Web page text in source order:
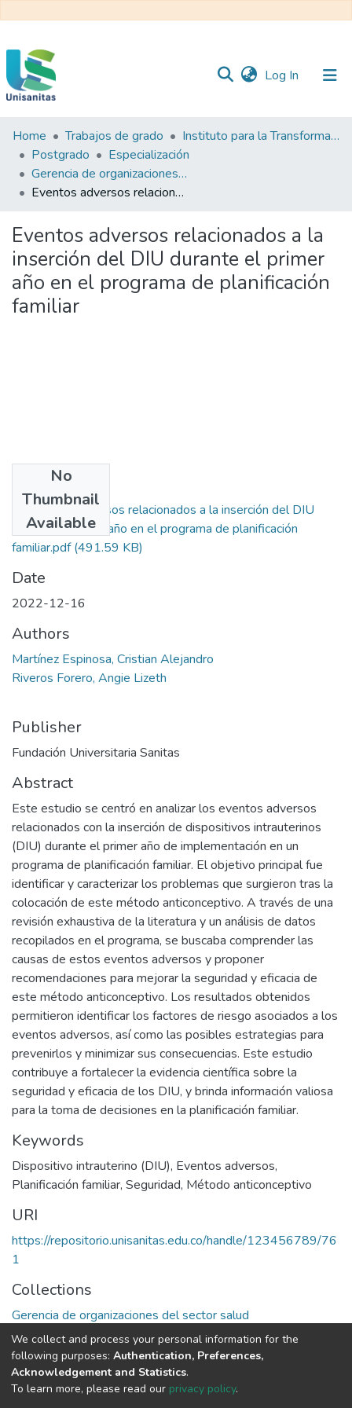
Log In (current)
Inicio
Web
Unisanitas
Web
Biblioteca
Home Trabajos de grado
Instituto para la Transformación y el Desarrollo Sanitario - ITDS
Postgrado
Especialización
Gerencia de organizaciones del sector salud
Eventos adversos relacionados a la inserción del DIU durante el primer año en el programa de planificación familiar
Eventos adversos relacionados a la
inserción del DIU durante el primer
año en el programa de planificación
familiar
No
Thumbnail
Available
Eventos adversos relacionados a la inserción del DIU
durante el primer año en el programa de planificación
familiar.pdf(491.59 KB)
Date
2022-12-16
Authors
Martínez Espinosa, Cristian Alejandro
Riveros Forero, Angie Lizeth
Publisher
Fundación Universitaria Sanitas
Abstract
Este estudio se centró en analizar los eventos adversos
relacionados con la inserción de dispositivos intrauterinos
(DIU) durante el primer año de implementación en un
programa de planificación familiar. El objetivo principal fue
identificar y caracterizar los problemas que surgieron tras la
colocación de este método anticonceptivo. A través de una
revisión exhaustiva de la literatura y un análisis de datos
recopilados en el programa, se buscaba comprender las
causas de estos eventos adversos y proponer
recomendaciones para mejorar la seguridad y eficacia de
este método anticonceptivo. Los resultados obtenidos
permitieron identificar los factores de riesgo asociados a los
eventos adversos, así como las posibles estrategias para
prevenirlos y minimizar sus consecuencias. Este estudio
contribuye a fortalecer la evidencia científica sobre la
seguridad y eficacia de los DIU, y brinda información valiosa
para la toma de decisiones en la planificación familiar.
Keywords
Dispositivo intrauterino (DIU), Eventos adversos,
Planificación familiar, Seguridad, Método anticonceptivo
URI
https://repositorio.unisanitas.edu.co/handle/123456789/76
1
Collections
Gerencia de organizaciones del sector salud
Full item page
DSpace software copyright © 2002-2026
We collect and process your personal information for the
following purposes: Authentication, Preferences,
Acknowledgement and Statistics.
To learn more, please read our privacy policy.